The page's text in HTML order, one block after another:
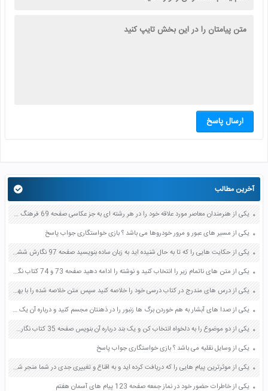
ارسال پاسخ
آخرین مطالب
یکی از هنرمندان معاصر مورد علاقه خود را در هر رشته ای به جز عکاسی صفحه 69 فرهنگ و هنر نهم
یکی از مسیر های عبور و مرور خودروها می باشد ؟ بازی خواستگاری جواب پاسخ
یکی از حکایت هایی را که تا به حال شنیده اید به زبان ساده بنویسید صفحه 97 نگارش ششم دبستان
یکی از متن های ناتمام زیر را انتخاب کنید و نوشته را ادامه دهید صفحه 73 و 74 کتاب نگارش فارسی پنجم دبستان
یکی از درس های مندرج در کتاب درسی خود را خلاصه کنید سپس متن خلاصه شده را با بهره گیری از روش های دسته بندی نمودار جدول نقشه مفهومی نشان دهید صفحه 118 نگارش یازدهم
یکی از صدا های آبشار به هم خوردن برگ ها زنبور را در ذهنتان مجسم کنید و درباره آن یک بند بنویسید صفحه 11 نگارش پنجم
یکی از دو موضوع را به دلخواه انتخاب کن و یک بند درباره آن بنویس صفحه 35 کتاب نگارش فارسی سوم
یکی از وسایل نقلیه می باشد ؟ بازی خواستگاری جواب پاسخ
یکی از موثرترین پیام هایی را که دریافت کرده اید و به اقناع و تغییری جدی در شما منجر شده است برسی کنید و علت این تاثیر گذاری قابل توجه را بنویسید صفحه 52 تفکر و سواد رسانه ای دهم
یکی از خاطرات حضور خود در نماز جمعه صفحه 123 پیام های آسمان هفتم